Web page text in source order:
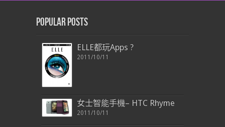
Popular Posts
ELLE都玩Apps ?
2011/10/11
女士智能手機– HTC Rhyme
2011/10/11